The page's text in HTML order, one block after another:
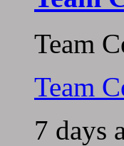
Team
Team
7 days